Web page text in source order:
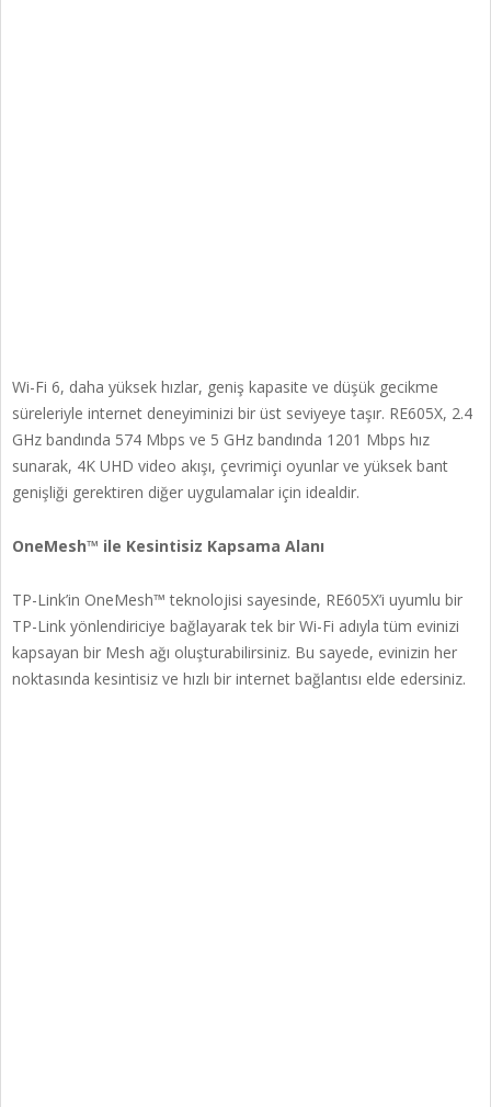
Wi-Fi 6, daha yüksek hızlar, geniş kapasite ve düşük gecikme
süreleriyle internet deneyiminizi bir üst seviyeye taşır. RE605X, 2.4
GHz bandında 574 Mbps ve 5 GHz bandında 1201 Mbps hız
sunarak, 4K UHD video akışı, çevrimiçi oyunlar ve yüksek bant
genişliği gerektiren diğer uygulamalar için idealdir.
OneMesh™ ile Kesintisiz Kapsama Alanı
TP-Link’in OneMesh™ teknolojisi sayesinde, RE605X’i uyumlu bir
TP-Link yönlendiriciye bağlayarak tek bir Wi-Fi adıyla tüm evinizi
kapsayan bir Mesh ağı oluşturabilirsiniz. Bu sayede, evinizin her
noktasında kesintisiz ve hızlı bir internet bağlantısı elde edersiniz.